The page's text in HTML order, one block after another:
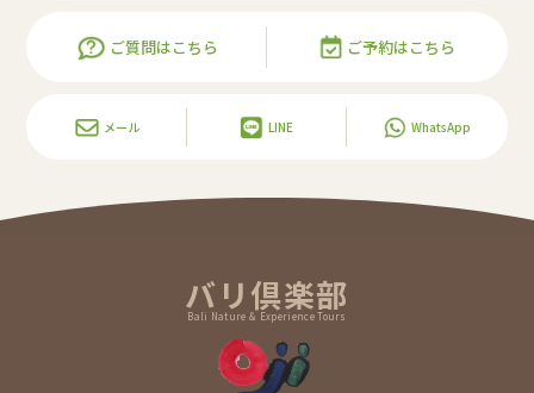
ご質問はこちら ご予約はこちら
メール LINE WhatsApp
バリ倶楽部
Bali Nature & Experience Tours